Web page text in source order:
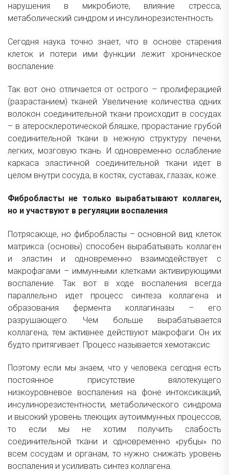
нарушения в микробиоте, влияние стресса,
метаболический синдром и инсулинорезистентность.
Сегодня наука точно знает, что в основе старения
клеток и потери ими функции лежит хроническое
воспаление.
Так вот оно отличается от острого – пролиферацией
(разрастанием) тканей. Увеличение количества одних
волокон соединительной ткани происходит в сосудах
– в атеросклеротической бляшке, прорастание грубой
соединительной ткани в нежную структуру печени,
легких, мозговую ткань. И одновременно ослабление
каркаса эластичной соединительной ткани идет в
целом внутри сосуда, в костях, суставах, глазах, коже.
Фибробласты не только вырабатывают коллаген,
но и участвуют в регуляции воспаления
Потрясающе, но фибробласты – основной вид клеток
матрикса (основы) способен вырабатывать коллаген
и эластин и одновременно взаимодействует с
макрофагами – иммунными клетками активирующими
воспаление. Так вот в ходе воспаления всегда
параллельно идет процесс синтеза коллагена и
образования фермента коллагиназы – его
разрушающего. Чем больше вырабатывается
коллагена, тем активнее действуют макрофаги. Он их
будто притягивает. Процесс называется хемотаксис
Поэтому если мы знаем, что у человека сегодня есть
постоянное присутствие вялотекущего
низкоуровневое воспаления на фоне интоксикаций,
инсулинорезистентности, метаболического синдрома
и высокий уровень тлеющих аутоиммунных процессов,
то если мы не хотим получить слабость
соединительной ткани и одновременно «рубцы» по
всем сосудам и органам, то нужно снижать уровень
воспаления и усиливать синтез коллагена.